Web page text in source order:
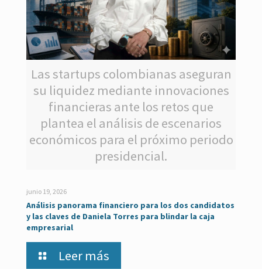
Las startups colombianas aseguran
su liquidez mediante innovaciones
financieras ante los retos que
plantea el análisis de escenarios
económicos para el próximo periodo
presidencial.
junio 19, 2026
Análisis panorama financiero para los dos candidatos
y las claves de Daniela Torres para blindar la caja
empresarial
Leer más